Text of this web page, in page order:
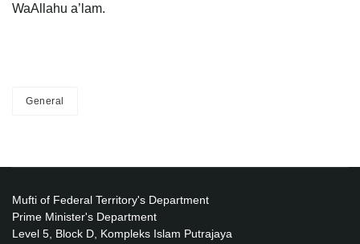
WaAllahu a’lam.
General
Mufti of Federal Territory's Department
Prime Minister's Department
Level 5, Block D, Kompleks Islam Putrajaya